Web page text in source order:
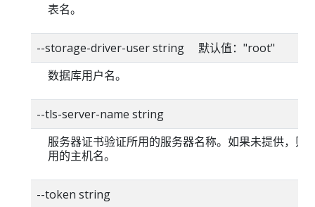
表名。
--storage-driver-user string 默认值："root"
数据库用户名。
--tls-server-name string
服务器证书验证所用的服务器名称。如果未提供，则
用的主机名。
--token string